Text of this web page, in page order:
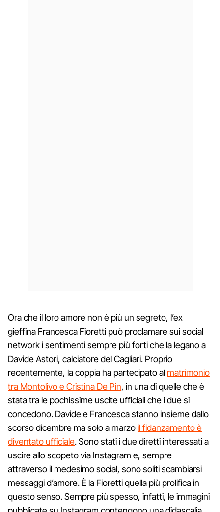
Ora che il loro amore non è più un segreto, l’ex
gieffina Francesca Fioretti può proclamare sui social
network i sentimenti sempre più forti che la legano a
Davide Astori, calciatore del Cagliari. Proprio
recentemente, la coppia ha partecipato al matrimonio
tra Montolivo e Cristina De Pin, in una di quelle che è
stata tra le pochissime uscite ufficiali che i due si
concedono. Davide e Francesca stanno insieme dallo
scorso dicembre ma solo a marzoil fidanzamento è
diventato ufficiale. Sono stati i due diretti interessati a
uscire allo scopeto via Instagram e, sempre
attraverso il medesimo social, sono soliti scambiarsi
messaggi d’amore. È la Fioretti quella più prolifica in
questo senso. Sempre più spesso, infatti, le immagini